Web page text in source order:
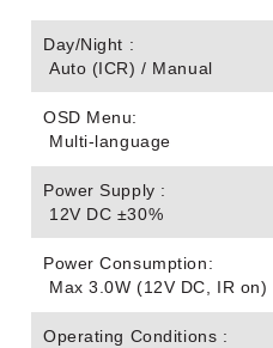
Day/Night :
Auto (ICR) / Manual
OSD Menu:
Multi-language
Power Supply :
12V DC ±30%
Power Consumption:
Max 3.0W (12V DC, IR on)
Operating Conditions :